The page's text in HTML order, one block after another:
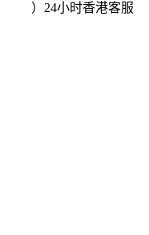
）24小时香港客服